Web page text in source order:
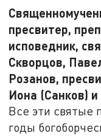
пресвитер,
исповедник,
Скворцов,
Розанов,
Иона (Санков)
Все эти святые
годы